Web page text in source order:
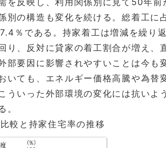
を反映し、利用関係別に見て50年前
別の構造も変化を続ける。総着工
％である。持家着工は増減を繰り
り、反対に貸家の着工割合が増え、
部要因に影響されやすいことは今
いても、エネルギー価格高騰や為替
ういった外部環境の変化には抗いよ
。
較と持家住宅率の推移